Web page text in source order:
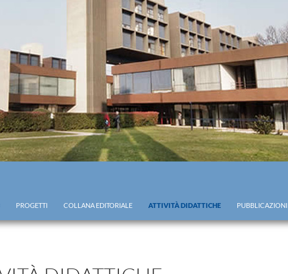
PROGETTI COLLANA EDITORIALE ATTIVITÀ DIDATTICHE PUBBLICAZIONI